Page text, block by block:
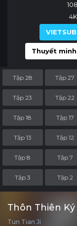
Thuyết minh
Tập 28 Tập 27
Tập 23 Tập 22
Tập 18 Tập 17
Tập 13 Tập 12
Tập 8 Tập 7
Tập 3 Tập 2
Thôn Thiên
Tun Tian Ji